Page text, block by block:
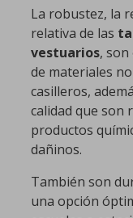
La robustez, la
relativa de las
vestuarios,
de materiales
casilleros,
calidad que son
productos
dañinos.
También son
una opción